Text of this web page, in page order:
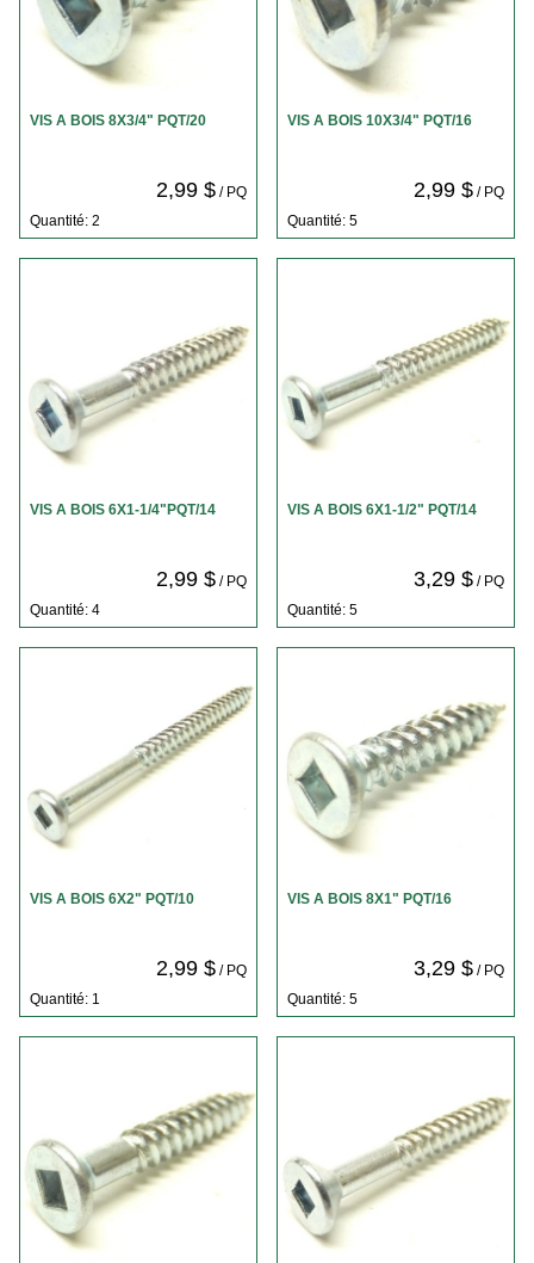
VIS A BOIS 8X3/4" PQT/20
2,99 $/ PQ
Quantité: 2
VIS A BOIS 10X3/4" PQT/16
2,99 $/ PQ
Quantité: 5
VIS A BOIS 6X1-1/4"PQT/14
2,99 $/ PQ
Quantité: 4
VIS A BOIS 6X1-1/2" PQT/14
3,29 $/ PQ
Quantité: 5
VIS A BOIS 6X2" PQT/10
2,99 $/ PQ
Quantité: 1
VIS A BOIS 8X1" PQT/16
3,29 $/ PQ
Quantité: 5